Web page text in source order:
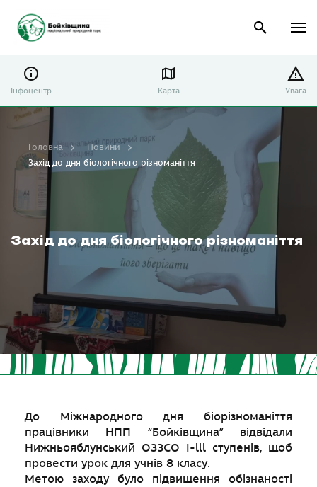
Інфоцентр Карта Увага
Захід до дня біологічного різноманіття
Головна
Новини
Захід до дня біологічного різноманіття
До Міжнародного дня біорізноманіття
працівники НПП “Бойківщина” відвідали
Нижньояблунський ОЗЗСО I-lll cтупенів, щоб
провести урок для учнів 8 класу.
Метою заходу було підвищення обізнаності